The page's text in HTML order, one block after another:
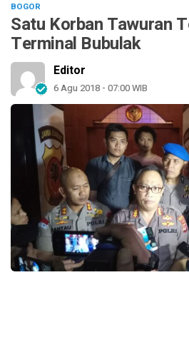
BOGOR
Satu Korban Tawuran
Terminal Bubulak
Editor
6 Agu 2018 - 07:00 WIB